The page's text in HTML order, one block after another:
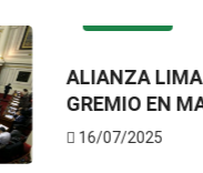
ALIANZA LIMA
GREMIO EN
16/07/2025